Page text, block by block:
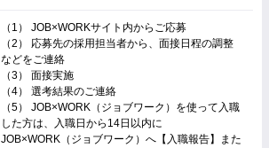
（1） JOB×WORKサイト内からご応募
（2） 応募先の採用担当者から、面接日程の調整
などをご連絡
（3） 面接実施
（4） 選考結果のご連絡
（5） JOB×WORK（ジョブワーク）を使って入職
した方は、入職日から14日以内に
JOB×WORK（ジョブワーク）へ【入職報告】また